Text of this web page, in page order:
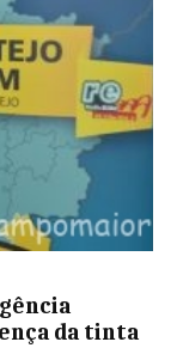
da tinta